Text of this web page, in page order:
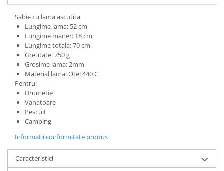
Sabie cu lama ascutita
Lungime lama: 52 cm
Lungime maner: 18 cm
Lungime totala: 70 cm
Greutate: 750 g
Grosime lama: 2mm
Material lama: Otel 440 C
Pentru:
Drumetie
Vanatoare
Pescuit
Camping
Informatii conformitate produs
Caracteristici